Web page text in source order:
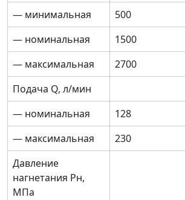
— минимальная
500
— номинальная
1500
— максимальная
2700
Подача Q, л/мин
— номинальная
128
— максимальная
230
Давление
нагнетания Рн,
МПа